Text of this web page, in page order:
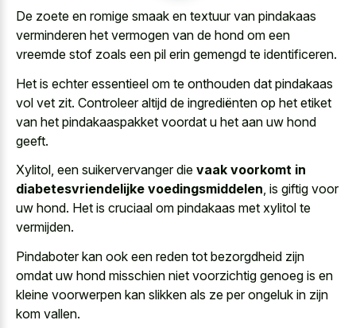
De zoete en romige smaak en textuur van pindakaas
verminderen het vermogen van de hond om een
vreemde stof zoals een pil erin gemengd te identificeren.
Het is echter essentieel om te onthouden dat pindakaas
vol vet zit. Controleer altijd de ingrediënten op het etiket
van het pindakaaspakket voordat u het aan uw hond
geeft.
Xylitol, een suikervervanger die vaak voorkomt in
diabetesvriendelijke voedingsmiddelen, is giftig voor
uw hond. Het is cruciaal om pindakaas met xylitol te
vermijden.
Pindaboter kan ook een reden tot bezorgdheid zijn
omdat uw hond misschien niet voorzichtig genoeg is en
kleine voorwerpen kan slikken als ze per ongeluk in zijn
kom vallen.